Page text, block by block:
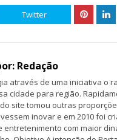
Twitter
Redação
através de uma iniciativa o
cidade para região.
site tomou outras
inovar e em 2010 foi
entretenimento com maior